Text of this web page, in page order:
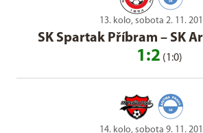
13. kolo, sobota 2. 11.
SK Spartak Příbram – SK
1:2 (1:0)
14. kolo, sobota 9. 11.